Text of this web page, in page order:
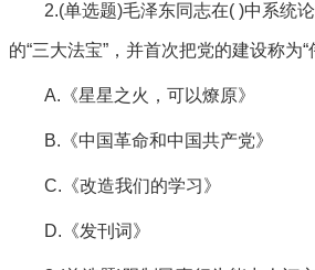
2.(单选题)毛泽东同志在( )中系统
的“三大法宝”，并首次把党的建设称为“
A.《星星之火，可以燎原》
B.《中国革命和中国共产党》
C.《改造我们的学习》
D.《发刊词》